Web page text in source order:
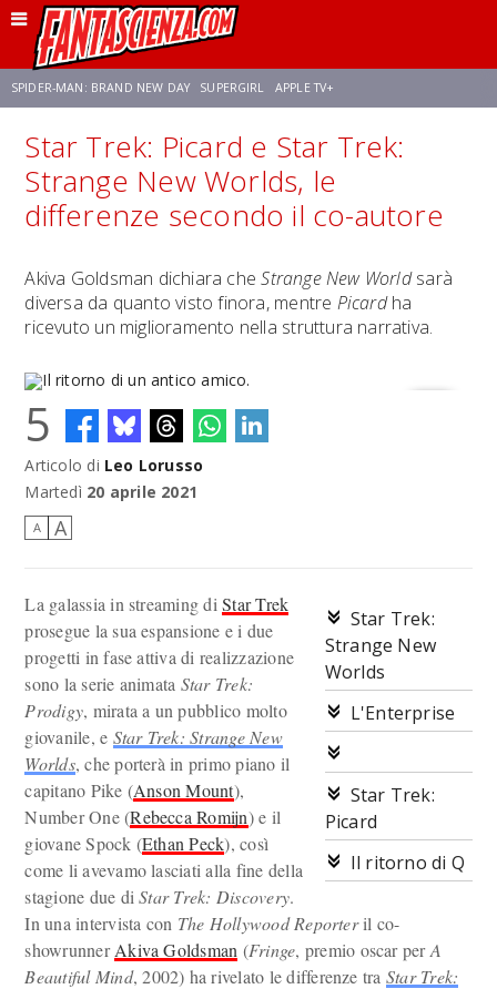
SPIDER-MAN: BRAND NEW DAY SUPERGIRL APPLE TV+
FRANCO RICCIARDIELLO ZENDAYA STAR TREK AVENGERS: DOOMSDAY
Star Trek: Picard e Star Trek:
Strange New Worlds, le
differenze secondo il co-autore
Akiva Goldsman dichiara cheStrange New Worldsarà
diversa da quanto visto finora, mentre Picardha
ricevuto un miglioramento nella struttura narrativa.
Il ritorno di un antico amico.
5
Articolo di Leo Lorusso
Martedì 20 aprile 2021
A A
Star Trek:
Strange New
Worlds
L'Enterprise
Star Trek:
Picard
Il ritorno di Q
La galassia in streaming diStar Trek
prosegue la sua espansione e i due
progetti in fase attiva di realizzazione
sono la serie animata Star Trek:
Prodigy, mirata a un pubblico molto
giovanile, e Star Trek: Strange New
Worlds, che porterà in primo piano il
capitano Pike (Anson Mount),
Number One (Rebecca Romijn) e il
giovane Spock (Ethan Peck), così
come li avevamo lasciati alla fine della
stagione due diStar Trek: Discovery.
In una intervista con The Hollywood Reporteril co-
showrunnerAkiva Goldsman (Fringe, premio oscar perA
Beautiful Mind, 2002) ha rivelato le differenze tra Star Trek: